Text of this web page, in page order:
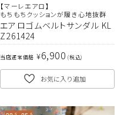
【マーレエアロ】
もちもちクッションが履き心地抜群
エアロゴムベルトサンダル KL
Z261424
当店通常価格 ¥6,900 税込
お気に入り追加